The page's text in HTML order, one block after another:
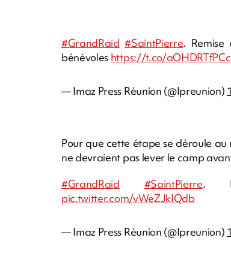
#GrandRaid #SaintPierre. Remise
bénévoles https://t.co/aOHDRTfPCc
— Imaz Press Réunion (@Ipreunion)
Pour que cette étape se déroule
ne devraient pas lever le camp
#GrandRaid
#SaintPierre.
pic.twitter.com/vWeZJkIQdb
— Imaz Press Réunion (@Ipreunion)